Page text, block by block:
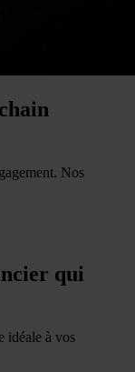
Nos
qui
idéale à vos